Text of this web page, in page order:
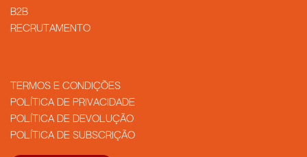
B2B
RECRUTAMENTO
TERMOS E CONDIÇÕES
POLÍTICA DE PRIVACIDADE
POLÍTICA DE DEVOLUÇÃO
POLÍTICA DE SUBSCRIÇÃO